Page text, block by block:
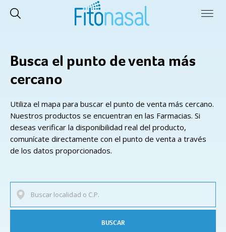
Busca el punto de venta más
cercano
Utiliza el mapa para buscar el punto de venta más cercano.
Nuestros productos se encuentran en las Farmacias. Si
deseas verificar la disponibilidad real del producto,
comunícate directamente con el punto de venta a través
de los datos proporcionados.
BUSCAR